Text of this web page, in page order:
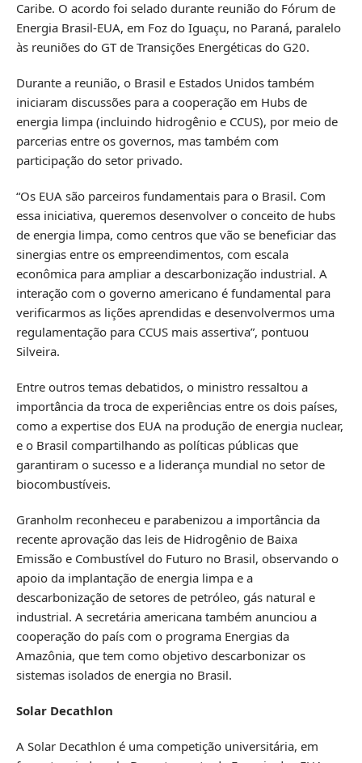
Caribe. O acordo foi selado durante reunião do Fórum de
Energia Brasil-EUA, em Foz do Iguaçu, no Paraná, paralelo
às reuniões do GT de Transições Energéticas do G20.
Durante a reunião, o Brasil e Estados Unidos também
iniciaram discussões para a cooperação em Hubs de
energia limpa (incluindo hidrogênio e CCUS), por meio de
parcerias entre os governos, mas também com
participação do setor privado.
“Os EUA são parceiros fundamentais para o Brasil. Com
essa iniciativa, queremos desenvolver o conceito de hubs
de energia limpa, como centros que vão se beneficiar das
sinergias entre os empreendimentos, com escala
econômica para ampliar a descarbonização industrial. A
interação com o governo americano é fundamental para
verificarmos as lições aprendidas e desenvolvermos uma
regulamentação para CCUS mais assertiva”, pontuou
Silveira.
Entre outros temas debatidos, o ministro ressaltou a
importância da troca de experiências entre os dois países,
como a expertise dos EUA na produção de energia nuclear,
e o Brasil compartilhando as políticas públicas que
garantiram o sucesso e a liderança mundial no setor de
biocombustíveis.
Granholm reconheceu e parabenizou a importância da
recente aprovação das leis de Hidrogênio de Baixa
Emissão e Combustível do Futuro no Brasil, observando o
apoio da implantação de energia limpa e a
descarbonização de setores de petróleo, gás natural e
industrial. A secretária americana também anunciou a
cooperação do país com o programa Energias da
Amazônia, que tem como objetivo descarbonizar os
sistemas isolados de energia no Brasil.
Solar Decathlon
A Solar Decathlon é uma competição universitária, em